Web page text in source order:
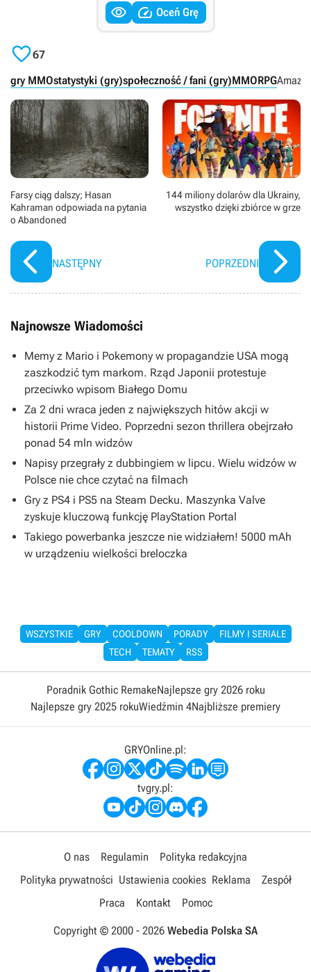
  Oceń Grę
67
gry MMOstatystyki (gry)społeczność / fani (gry)MMORPG
Farsy ciąg dalszy; Hasan
Kahraman odpowiada na pytania
o Abandoned
NASTĘPNY
144 miliony dolarów dla Ukrainy,
wszystko dzięki zbiórce w grze
POPRZEDNI
Najnowsze Wiadomości
Memy z Mario i Pokemony w propagandzie USA mogą
zaszkodzić tym markom. Rząd Japonii protestuje
przeciwko wpisom Białego Domu
Za 2 dni wraca jeden z największych hitów akcji w
historii Prime Video. Poprzedni sezon thrillera obejrzało
ponad 54 mln widzów
Napisy przegrały z dubbingiem w lipcu. Wielu widzów w
Polsce nie chce czytać na filmach
Gry z PS4 i PS5 na Steam Decku. Maszynka Valve
zyskuje kluczową funkcję PlayStation Portal
Takiego powerbanka jeszcze nie widziałem! 5000 mAh
w urządzeniu wielkości breloczka
WSZYSTKIE GRY COOLDOWN PORADY
FILMY I SERIALE
TECH
TEMATY RSS
Poradnik Gothic RemakeNajlepsze gry 2026 roku
Najlepsze gry 2025 rokuWiedźmin 4Najbliższe premiery
GRYOnline.pl:
tvgry.pl:
O nas Regulamin
Polityka redakcyjna
Polityka prywatności Ustawienia cookies Reklama
Zespół
Praca
Kontakt Pomoc
Copyright © 2000 - 2026 Webedia Polska SA